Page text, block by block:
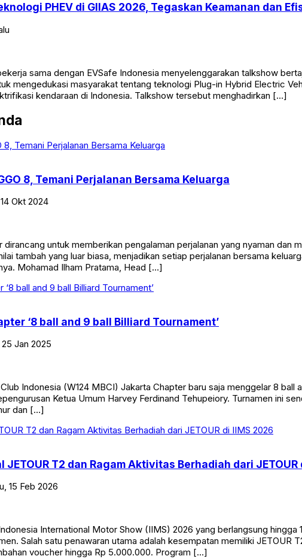
PHEV di GIIAS 2026, Tegaskan Keamanan dan
sama dengan EVSafe Indonesia menyelenggarakan talkshow
mengedukasi masyarakat tentang teknologi Plug-in Hybrid Electric
kendaraan di Indonesia. Talkshow tersebut menghadirkan […]
8, Temani Perjalanan Bersama Keluarga
Okt 2024
untuk memberikan pengalaman perjalanan yang nyaman
tambah yang luar biasa, menjadikan setiap perjalanan bersama
Mohamad Ilham Pratama, Head […]
‘8 ball and 9 ball Billiard Tournament’
Jan 2025
Indonesia (W124 MBCI) Jakarta Chapter baru saja menggelar 8
Ketua Umum Harvey Ferdinand Tehupeiory. Turnamen ini
dan […]
T2 dan Ragam Aktivitas Berhadiah dari JETOUR
15 Feb 2026
International Motor Show (IIMS) 2026 yang berlangsung
Salah satu penawaran utama adalah kesempatan memiliki
voucher hingga Rp 5.000.000. Program […]